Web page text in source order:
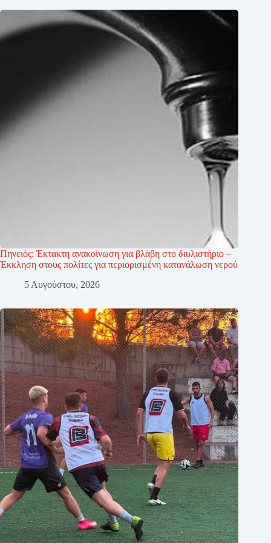
Πηνειός: Έκτακτη ανακοίνωση για βλάβη στο διυλιστήριο –
Έκκληση στους πολίτες για περιορισμένη κατανάλωση νερού
5 Αυγούστου, 2026